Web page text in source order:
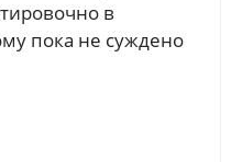
в
пока не суждено